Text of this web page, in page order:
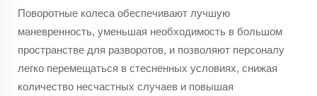
Поворотные колеса обеспечивают лучшую
маневренность, уменьшая необходимость в большом
пространстве для разворотов, и позволяют персоналу
легко перемещаться в стесненных условиях, снижая
количество несчастных случаев и повышая